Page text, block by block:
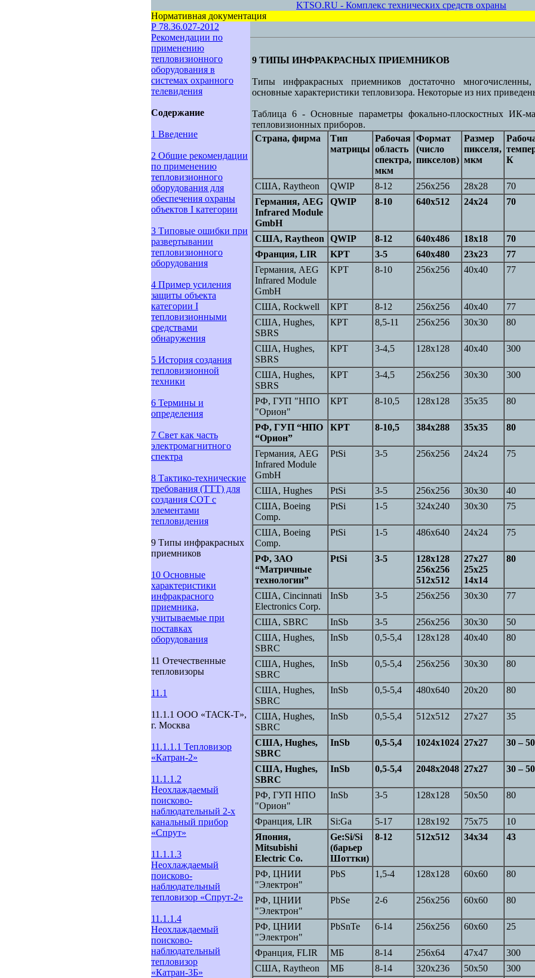
KTSO.RU - Комплекс технических средств охраны
Нормативная документация
Р 78.36.027-2012
Рекомендации по
применению
тепловизионного
оборудования в
системах охранного
телевидения
Содержание
1 Введение
2 Общие рекомендации
по применению
тепловизионного
оборудования для
обеспечения охраны
объектов I категории
3 Типовые ошибки при
развертывании
тепловизионного
оборудования
4 Пример усиления
защиты объекта
категории I
тепловизионными
средствами
обнаружения
5 История создания
тепловизионной
техники
6 Термины и
определения
7 Свет как часть
электромагнитного
спектра
8 Тактико-технические
требования (ТТТ) для
создания СОТ с
элементами
тепловидения
9 Типы инфракрасных
приемников
10 Основные
характеристики
инфракрасного
приемника,
учитываемые при
поставках
оборудования
11 Отечественные
тепловизоры
11.1
11.1.1 ООО «ТАСК-Т»,
г. Москва
11.1.1.1 Тепловизор
«Катран-2»
11.1.1.2
Неохлаждаемый
поисково-
наблюдательный 2-х
канальный прибор
«Спрут»
11.1.1.3
Неохлаждаемый
поисково-
наблюдательный
тепловизор «Спрут-2»
11.1.1.4
Неохлаждаемый
поисково-
наблюдательный
тепловизор
«Катран-3Б»
9 ТИПЫ ИНФРАКРАСНЫХ ПРИЕМНИКОВ
Типы инфракрасных приемников достаточно
основные характеристики тепловизора. Некоторые из них
Таблица 6 - Основные параметры фокально-плоскостных ИК-
тепловизионных приборов.
Страна, фирма
Тип
матрицы
Рабочая
область
спектра,
мкм
Формат
(число
пикселов)
Размер
пикселя,
мкм
К
США, Raytheon QWIP 8-12 256x256 28x28 70
Германия, AEG
Infrared Module
GmbH
QWIP 8-10 640x512 24x24 70
США, Raytheon QWIP 8-12 640x486 18x18 70
Франция, LIR
KPT 3-5 640x480 23x23 77
Германия, AEG
Infrared Module
GmbH
KPT 8-10 256x256 40x40 77
США, Rockwell КРТ 8-12 256x256 40x40
77
США, Hughes,
SBRS
КРТ 8,5-11 256x256 30x30 80
США, Hughes,
SBRS
КРТ 3-4,5 128x128 40x40 300
США, Hughes,
SBRS
КРТ 3-4,5 256x256 30x30 300
РФ, ГУП "НПО
"Орион"
КРТ 8-10,5 128x128 35x35 80
РФ, ГУП “НПО
“Орион”
КРТ 8-10,5 384x288 35x35 80
Германия, AEG
Infrared Module
GmbH
PtSi 3-5 256x256 24x24 75
США, Hughes PtSi 3-5 256x256 30x30
40
США, Boeing
Comp.
PtSi 1-5 324x240 30x30 75
США, Boeing
Comp.
PtSi 1-5 486x640 24x24 75
РФ, ЗАО
“Матричные
технологии”
PtSi 3-5
128x128
256x256
512x512
27x27
25x25
14x14
80
США, Cincinnati
Electronics Corp.
InSb 3-5 256x256 30x30 77
США, SBRC InSb 3-5 256x256 30x30
50
США, Hughes,
SBRC
InSb 0,5-5,4 128x128 40x40 80
США, Hughes,
SBRC
InSb 0,5-5,4 256x256 30x30 80
США, Hughes,
SBRC
InSb 0,5-5,4 480x640 20x20 80
США, Hughes,
SBRC
InSb 0,5-5,4 512x512 27x27 35
США, Hughes,
SBRC
InSb 0,5-5,4 1024x1024 27x27 30 – 50
США, Hughes,
SBRC
InSb 0,5-5,4 2048x2048 27x27 30 – 50
РФ, ГУП НПО
"Орион"
InSb 3-5 128x128 50x50 80
Франция, LIR Si:Ga 5-17 128x192 75x75
10
Япония,
Mitsubishi
Electric Co.
Ge:Si/Si
(барьер
Шоттки)
8-12 512x512 34x34 43
РФ, ЦНИИ
"Электрон"
PbS 1,5-4 128x128 60x60 80
РФ, ЦНИИ
"Электрон"
PbSe 2-6 256x256 60x60 80
РФ, ЦНИИ
"Электрон"
PbSnTe 6-14 256x256 60x60 25
Франция, FLIR MБ 8-14 256x64 47x47 300
США, Raytheon
МБ 8-14 320x236 50x50 300